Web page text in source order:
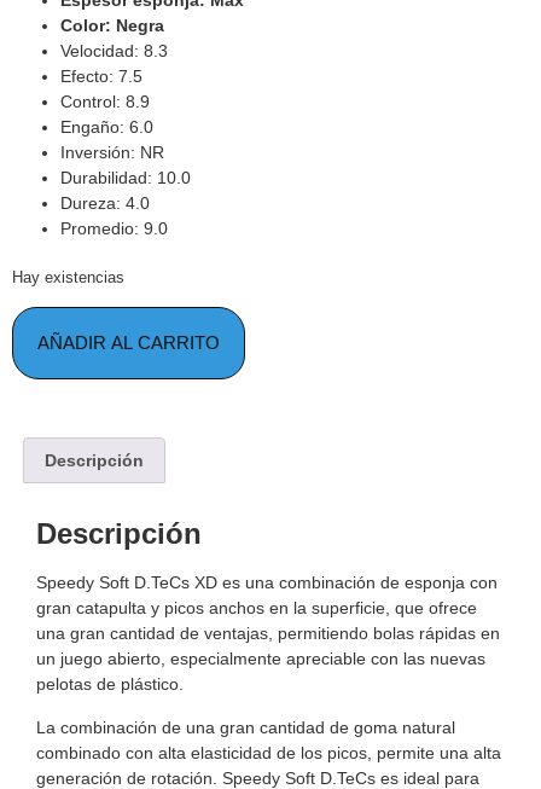
Color: Negra
Velocidad: 8.3
Efecto: 7.5
Control: 8.9
Engaño: 6.0
Inversión: NR
Durabilidad: 10.0
Dureza: 4.0
Promedio: 9.0
Hay existencias
AÑADIR AL CARRITO
Descripción
Descripción
Speedy Soft D.TeCs XD es una combinación de esponja con
gran catapulta y picos anchos en la superficie, que ofrece
una gran cantidad de ventajas, permitiendo bolas rápidas en
un juego abierto, especialmente apreciable con las nuevas
pelotas de plástico.
La combinación de una gran cantidad de goma natural
combinado con alta elasticidad de los picos, permite una alta
generación de rotación. Speedy Soft D.TeCs es ideal para